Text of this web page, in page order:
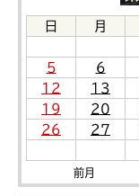
日 月
5
6
12
13
19
20
26
27
前月